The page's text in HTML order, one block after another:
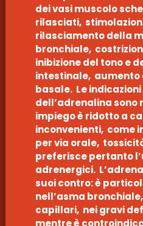
dei vasi muscolo
rilasciati,
rilasciamento della
bronchiale,
inibizione del tono e
intestinale, aumento
basale. Le
dell’adrenalina
impiego è ridotto a
inconvenienti, come
per via orale,
preferisce pertanto
adrenergici.
suoi contro: è
nell’asma
capillari, nei gravi
mentre è